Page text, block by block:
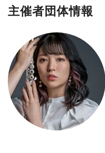
主催者団体情報